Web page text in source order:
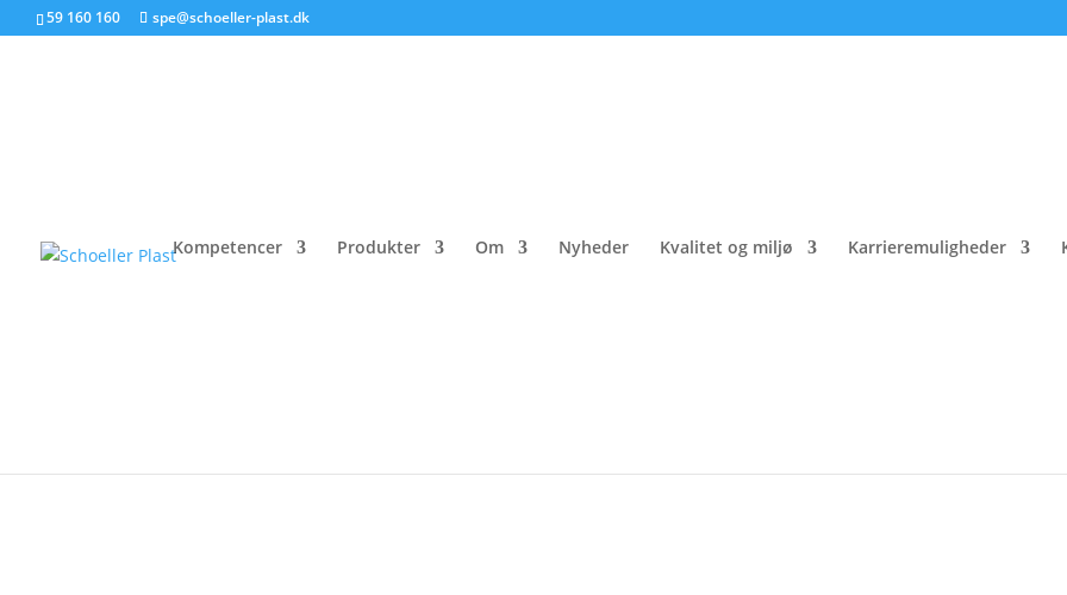
59 160 160 spe@schoeller-plast.dk
Kompetencer Produkter Om Nyheder Kvalitet og miljø Karrieremuligheder
15. december 2016